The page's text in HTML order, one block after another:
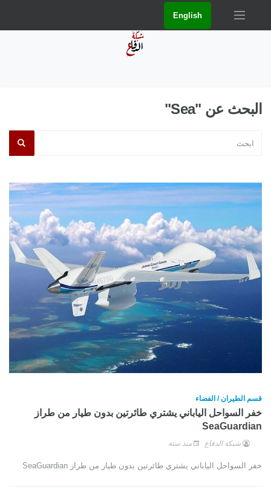
English
البحث عن "Sea"
قسم الطيران / الفضاء
خفر السواحل الياباني يشتري طائرتين بدون طيار من طراز
SeaGuardian
شبكة الدفاع منذ سنة
خفر السواحل الياباني يشتري طائرتين بدون طيار من طراز SeaGuardian